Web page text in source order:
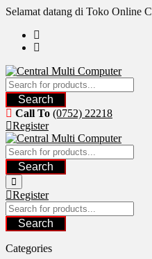
Skip
content
Selamat datang di Toko Online
Search
Call To (0752) 22218
Register
Search
Register
Search
Categories